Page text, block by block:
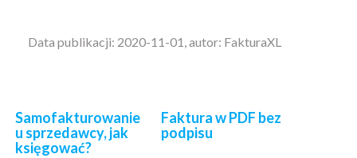
Data publikacji: 2020-11-01, autor: FakturaXL
Samofakturowanie
u sprzedawcy, jak
księgować?
Faktura w PDF bez
podpisu